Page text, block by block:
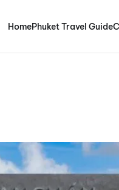
HomePhuket Travel Guide